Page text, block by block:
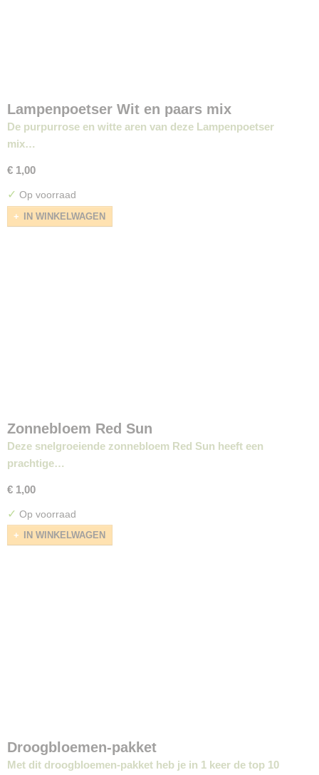
Lampenpoetser Wit en paars mix
De purpurrose en witte aren van deze Lampenpoetser
mix…
€ 1,00
✓ Op voorraad
IN WINKELWAGEN
Zonnebloem Red Sun
Deze snelgroeiende zonnebloem Red Sun heeft een
prachtige…
€ 1,00
✓ Op voorraad
IN WINKELWAGEN
Droogbloemen-pakket
Met dit droogbloemen-pakket heb je in 1 keer de top 10